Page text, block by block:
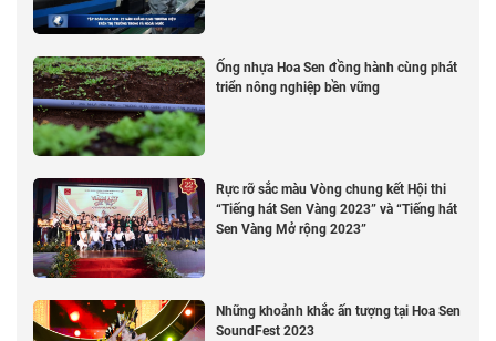
Ống nhựa Hoa Sen đồng hành cùng phát
triển nông nghiệp bền vững
Rực rỡ sắc màu Vòng chung kết Hội thi
“Tiếng hát Sen Vàng 2023” và “Tiếng hát
Sen Vàng Mở rộng 2023”
Những khoảnh khắc ấn tượng tại Hoa Sen
SoundFest 2023